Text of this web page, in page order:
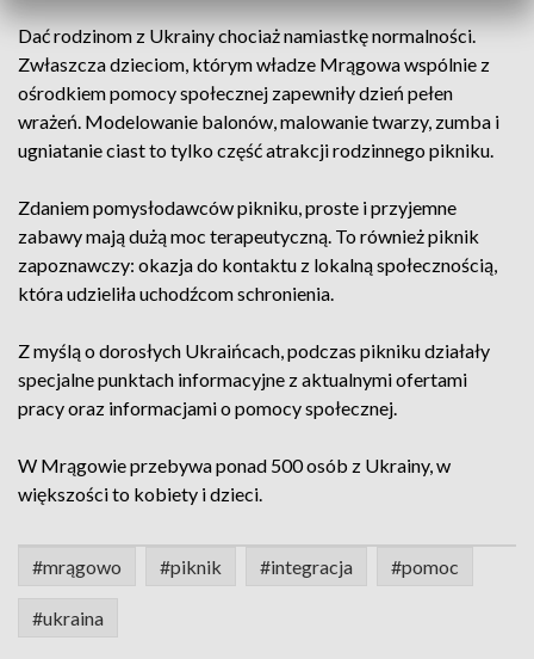
Dać rodzinom z Ukrainy chociaż namiastkę normalności.
Zwłaszcza dzieciom, którym władze Mrągowa wspólnie z
ośrodkiem pomocy społecznej zapewniły dzień pełen
wrażeń. Modelowanie balonów, malowanie twarzy, zumba i
ugniatanie ciast to tylko część atrakcji rodzinnego pikniku.
Zdaniem pomysłodawców pikniku, proste i przyjemne
zabawy mają dużą moc terapeutyczną. To również piknik
zapoznawczy: okazja do kontaktu z lokalną społecznością,
która udzieliła uchodźcom schronienia.
Z myślą o dorosłych Ukraińcach, podczas pikniku działały
specjalne punktach informacyjne z aktualnymi ofertami
pracy oraz informacjami o pomocy społecznej.
W Mrągowie przebywa ponad 500 osób z Ukrainy, w
większości to kobiety i dzieci.
#mrągowo #piknik #integracja #pomoc
#ukraina